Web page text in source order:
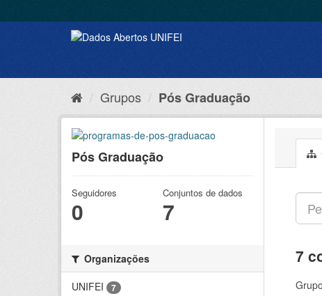
Grupos Pós Graduação
Pós Graduação
Seguidores
0
Conjuntos de dados
7
Organizações
UNIFEI
7
7